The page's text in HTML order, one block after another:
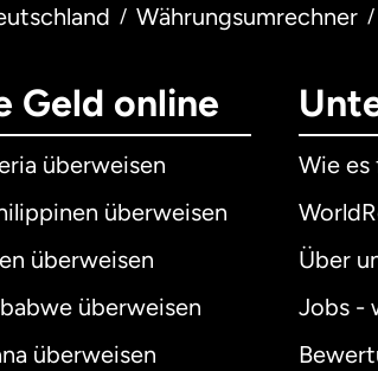
/ Währungsumrechner /
Geld online
überweisen
überweisen
überweisen
überweisen
überweisen
Wie
Über
Jobs -